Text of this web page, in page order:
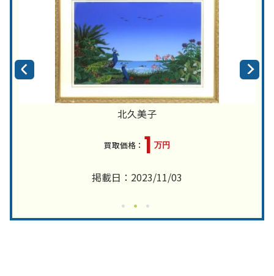
北久美子
1 万円
掲載日：2023/11/03